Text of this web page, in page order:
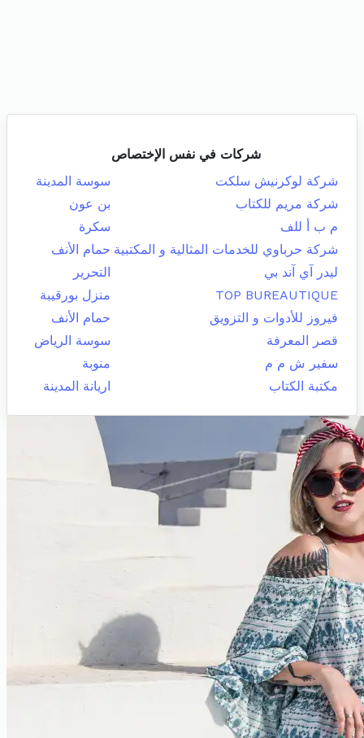
شركات في نفس الإختصاص
شركة لوكرنيش سلكت
سوسة المدينة
شركة مريم للكتاب
بن عون
م ب أ للف
سكرة
شركة حرباوي للخدمات المثالية و المكتبية حمام الأنف
ليدر آي آند بي
التحرير
TOP BUREAUTIQUE
منزل بورقيبة
فيروز للأدوات و التزويق
حمام الأنف
قصر المعرفة
سوسة الرياض
سفير ش م م
منوبة
مكتبة الكتاب
اريانة المدينة